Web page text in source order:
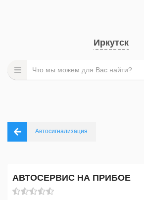
Иркутск
Автосигнализация
АВТОСЕРВИС НА ПРИБОЕ